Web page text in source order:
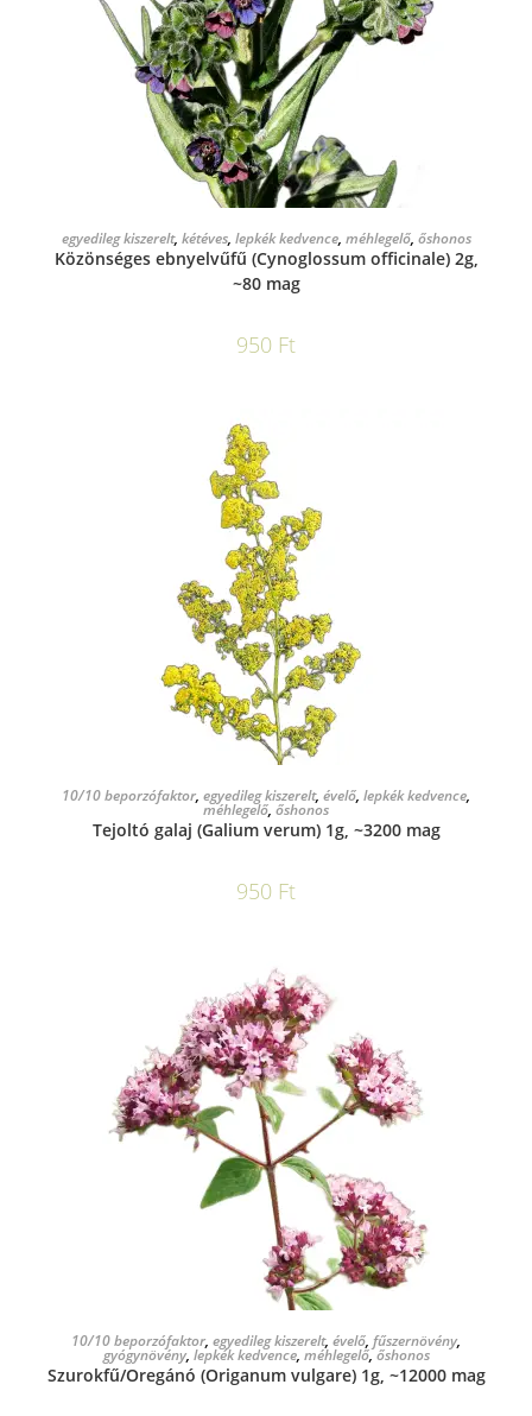
KOSÁRBA TESZEM
egyedileg kiszerelt, kétéves, lepkék kedvence, méhlegelő, őshonos
Közönséges ebnyelvűfű (Cynoglossum officinale) 2g,
~80 mag
950 Ft
KOSÁRBA TESZEM
10/10 beporzófaktor, egyedileg kiszerelt, évelő, lepkék kedvence,
méhlegelő, őshonos
Tejoltó galaj (Galium verum) 1g, ~3200 mag
950 Ft
KOSÁRBA TESZEM
10/10 beporzófaktor, egyedileg kiszerelt, évelő, fűszernövény,
gyógynövény, lepkék kedvence, méhlegelő,őshonos
Szurokfű/Oregánó (Origanum vulgare) 1g, ~12000 mag